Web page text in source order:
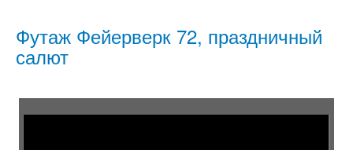
Футаж Фейерверк 72, праздничный
салют